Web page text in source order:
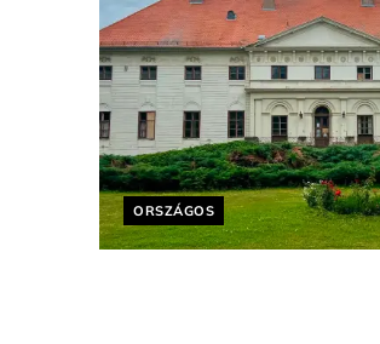
Helyszín címkék:
ORSZÁGOS